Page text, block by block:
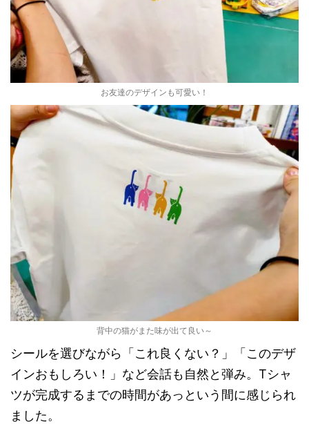
お友達のデザインも可愛い！
背中の猫がまた味が出て良い～
シールを選びながら「これ良くない？」「このデザ
インおもしろい！」など会話も自然と弾み。 Tシャ
ツが完成するまでの時間があっという間に感じられ
ました。